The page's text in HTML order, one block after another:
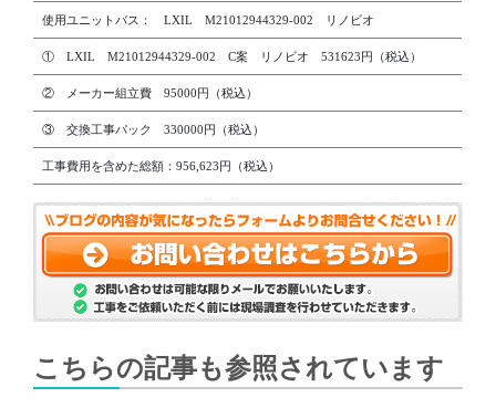
使用ユニットバス： LXIL M21012944329-002 リノビオ
① LXIL M21012944329-002 C案 リノビオ 531623円（税込）
② メーカー組立費 95000円（税込）
③ 交換工事パック 330000円（税込）
工事費用を含めた総額：956,623円（税込）
こちらの記事も参照されています